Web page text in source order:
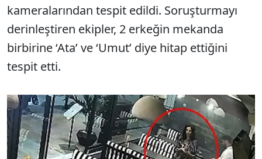
kameralarından tespit edildi. Soruşturmayı
derinleştiren ekipler, 2 erkeğin mekanda
birbirine ‘Ata’ ve ‘Umut’ diye hitap ettiğini
tespit etti.